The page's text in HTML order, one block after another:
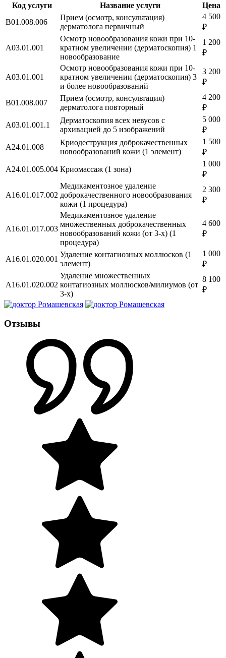
Код услуги Название услуги
Цена
B01.008.006
Прием (осмотр, консультация)
дерматолога первичный
4 500
₽
A03.01.001
Осмотр новообразования кожи при 10-
кратном увеличении (дерматоскопия) 1
новообразование
1 200
₽
A03.01.001
Осмотр новообразования кожи при 10-
кратном увеличении (дерматоскопия) 3
и более новообразований
3 200
₽
B01.008.007
Прием (осмотр, консультация)
дерматолога повторный
4 200
₽
A03.01.001.1
Дерматоскопия всех невусов с
архивацией до 5 изображений
5 000
₽
A24.01.008
Криодеструкция доброкачественных
новообразований кожи (1 элемент)
1 500
₽
A24.01.005.004 Криомассаж (1 зона)
1 000
₽
A16.01.017.002
Медикаментозное удаление
доброкачественного новообразования
кожи (1 процедура)
2 300
₽
A16.01.017.003
Медикаментозное удаление
множественных доброкачественных
новообразований кожи (от 3-х) (1
процедура)
4 600
₽
A16.01.020.001
Удаление контагиозных моллюсков (1
элемент)
1 000
₽
A16.01.020.002
Удаление множественных
контагиозных моллюсков/милиумов (от
3-х)
8 100
₽
Отзывы